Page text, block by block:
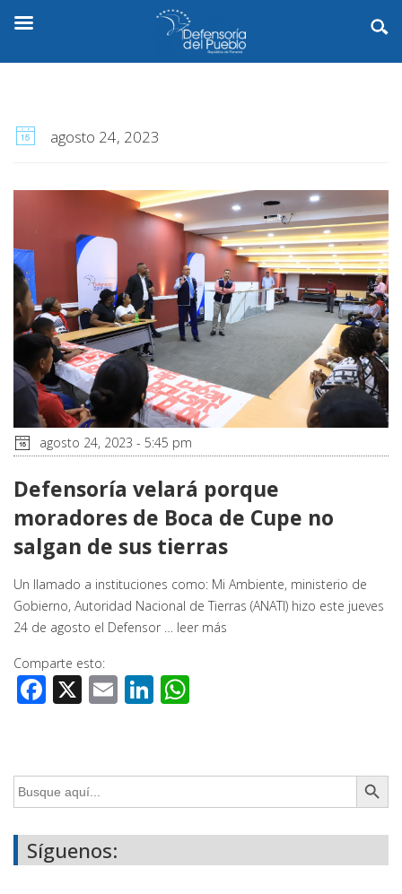
agosto 24, 2023
agosto 24, 2023 - 5:45 pm
Defensoría velará porque
moradores de Boca de Cupe no
salgan de sus tierras
Un llamado a instituciones como: Mi Ambiente, ministerio de
Gobierno, Autoridad Nacional de Tierras (ANATI) hizo este jueves
24 de agosto el Defensor … leer más
Comparte esto:
Facebook
X EmailLinkedIn
Buscar: Botón de
Síguenos: